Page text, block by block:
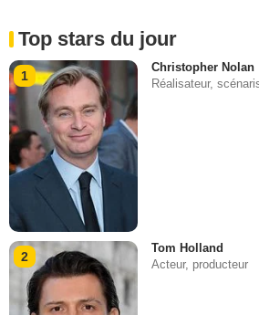
Top stars du jour
1
Christopher Nolan
Réalisateur,
2
Tom Holland
Acteur, producteur